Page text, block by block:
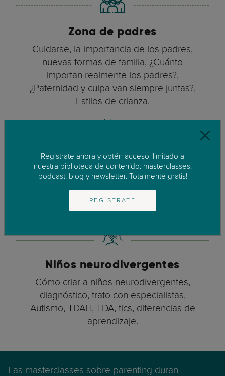
Zona de padres
Cuidarse, la importancia de los padres,
nuevas formas de familia, ¿Cuánto
importan realmente los padres?,
¿Paternidad y culpa van siempre juntas?,
Estilos de crianza.
El embarazo
Etapas, trabajo de parto, parto,
problemas comunes, embarazos de alto
Niños neurodivergentes
Cómo criar a niños neurodivergentes,
diagnóstico, trato con especialistas,
Autismo, TDAH, TDA, tics, diferencias de
aprendizaje.
Las masterclasses sobre parenting duran
Regístrate ahora y obtén acceso ilimitado a
nuestra biblioteca de contenido: masterclasses,
podcast, blog y newsletter. Totalmente gratis!
REGÍSTRATE